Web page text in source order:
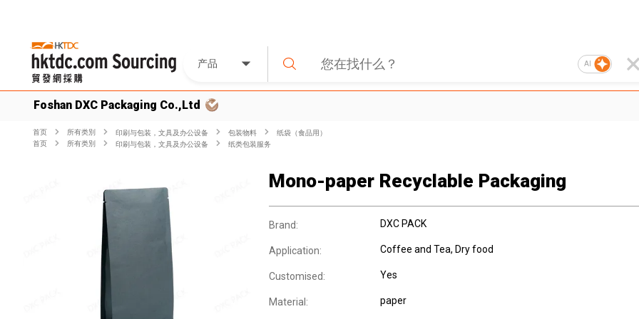
产品 AI
Foshan DXC Packaging Co.,Ltd
首页 所有类別 印刷与包装，文具及办公设备 包装物料
纸袋（食品用）
首页
所有类別 印刷与包装，文具及办公设备 纸类包装服务
Mono-paper Recyclable Packaging
Brand: DXC PACK
Application: Coffee and Tea, Dry food
Customised: Yes
Material: paper